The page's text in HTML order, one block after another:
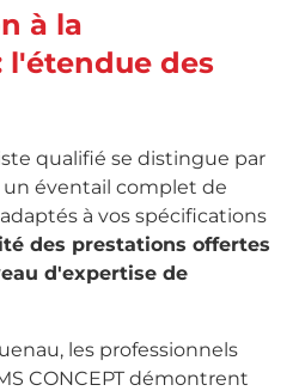
à la
l'étendue des
qualifié se distingue par
un éventail complet de
à vos spécifications
des prestations offertes
d'expertise de
les professionnels
CONCEPT démontrent